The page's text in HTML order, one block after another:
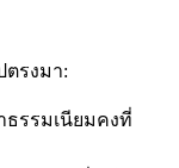
รงมา:
ธรรมเนียมคงที่